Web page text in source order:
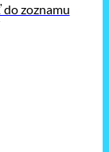
do zoznamu